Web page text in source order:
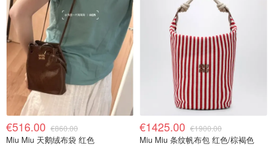
€516.00 €860.00
Miu Miu 天鹅绒布袋 红色
€1425.00 €1900.00
Miu Miu 条纹帆布包 红色/棕褐色